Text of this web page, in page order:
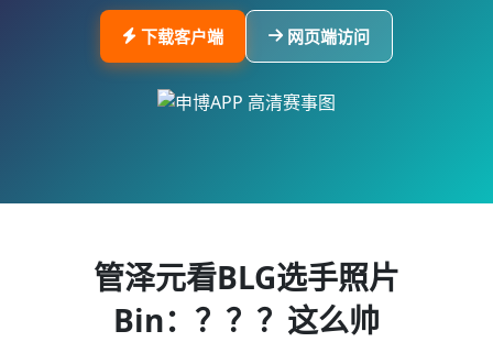
下载客户端 网页端访问
管泽元看BLG选手照片
Bin：？？？这么帅